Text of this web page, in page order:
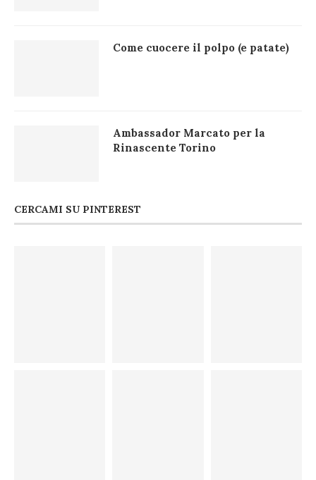
Come cuocere il polpo (e patate)
Ambassador Marcato per la
Rinascente Torino
CERCAMI SU PINTEREST